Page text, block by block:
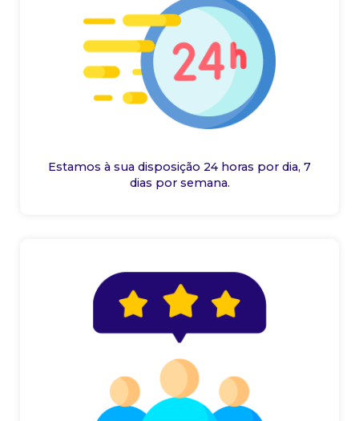
Estamos à sua disposição 24 horas por dia, 7
dias por semana.